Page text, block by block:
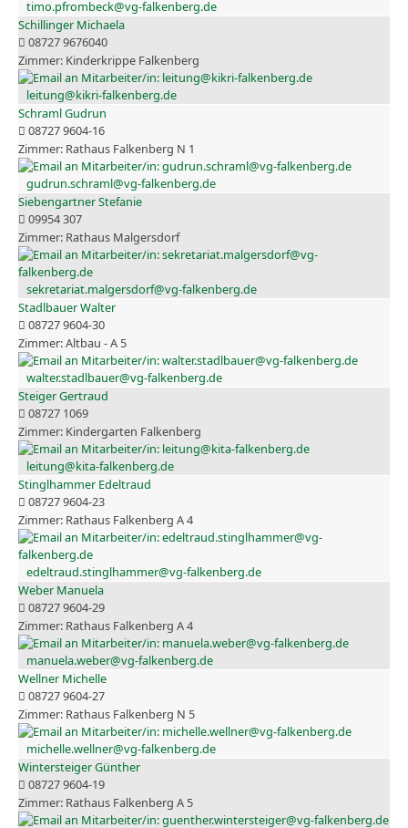
timo.pfrombeck@vg-falkenberg.de
Schillinger Michaela
08727 9676040
Kinderkrippe Falkenberg
leitung@kikri-falkenberg.de
Schraml Gudrun
08727 9604-16
Rathaus Falkenberg N 1
gudrun.schraml@vg-falkenberg.de
Siebengartner Stefanie
09954 307
Rathaus Malgersdorf
sekretariat.malgersdorf@vg-falkenberg.de
Stadlbauer Walter
08727 9604-30
Altbau - A 5
walter.stadlbauer@vg-falkenberg.de
Steiger Gertraud
08727 1069
Kindergarten Falkenberg
leitung@kita-falkenberg.de
Stinglhammer Edeltraud
08727 9604-23
Rathaus Falkenberg A 4
edeltraud.stinglhammer@vg-falkenberg.de
Weber Manuela
08727 9604-29
Rathaus Falkenberg A 4
manuela.weber@vg-falkenberg.de
Wellner Michelle
08727 9604-27
Rathaus Falkenberg N 5
michelle.wellner@vg-falkenberg.de
Wintersteiger Günther
08727 9604-19
Rathaus Falkenberg A 5